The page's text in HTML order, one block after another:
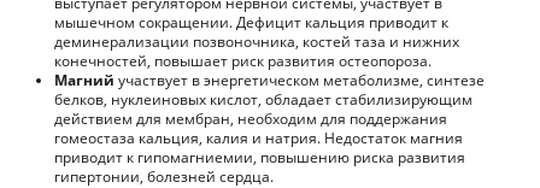
мышечном сокращении. Дефицит кальция приводит к
деминерализации позвоночника, костей таза и нижних
конечностей, повышает риск развития остеопороза.
Магний участвует в энергетическом метаболизме, синтезе
белков, нуклеиновых кислот, обладает стабилизирующим
действием для мембран, необходим для поддержания
гомеостаза кальция, калия и натрия. Недостаток магния
приводит к гипомагниемии, повышению риска развития
гипертонии, болезней сердца.